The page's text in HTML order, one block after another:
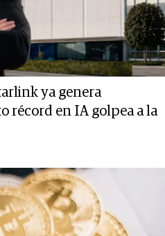
ya genera
récord en IA golpea a la